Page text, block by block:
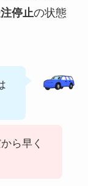
停止の状態
ら早く